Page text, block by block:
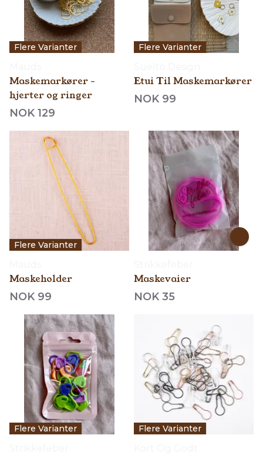
Flere Varianter
Maskemarkører -
hjerter og ringer
NOK 129
Flere Varianter
Etui Til Maskemarkører
NOK 99
Flere Varianter
Maskeholder
NOK 99
Maskevaier
NOK 35
Flere Varianter Flere Varianter